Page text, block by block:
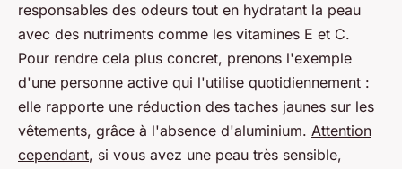
responsables des odeurs tout en hydratant la peau
avec des nutriments comme les vitamines E et C.
Pour rendre cela plus concret, prenons l'exemple
d'une personne active qui l'utilise quotidiennement :
elle rapporte une réduction des taches jaunes sur les
vêtements, grâce à l'absence d'aluminium. Attention
cependant, si vous avez une peau très sensible,